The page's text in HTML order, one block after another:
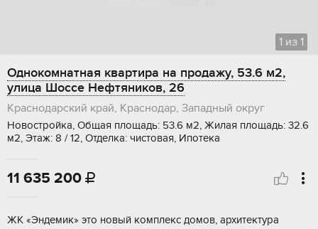
1 из 1
Однокомнатная квартира на продажу, 53.6 м2,
улица Шоссе Нефтяников, 26
Краснодарский край, Краснодар, Западный округ
Новостройка, Общая площадь: 53.6 м2, Жилая площадь: 32.6
м2, Этаж: 8 / 12, Отделка: чистовая, Ипотека
11 635 200 
ЖК «Эндeмик» это новый комплекс домов, архитeктурa